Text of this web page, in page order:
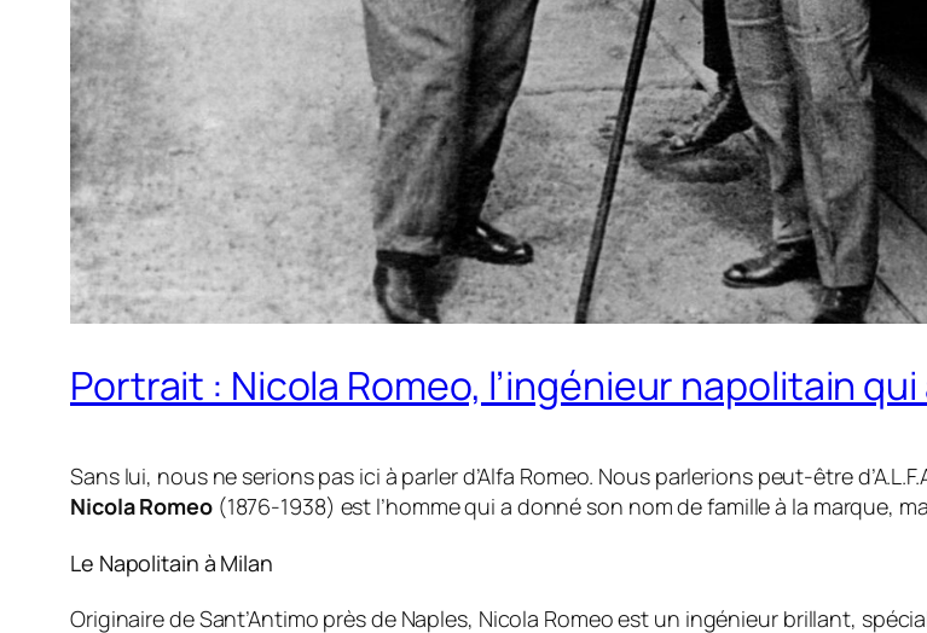
Portrait : Nicola Romeo, l’ingénieur napolitain
Sans lui, nous ne serions pas ici à parler d’Alfa Romeo. Nous parlerions peut-être
Nicola Romeo(1876-1938) est l’homme qui a donné son nom de famille à la marque,
Le Napolitain à Milan
Originaire de Sant’Antimo près de Naples, Nicola Romeo est un ingénieur brillant,